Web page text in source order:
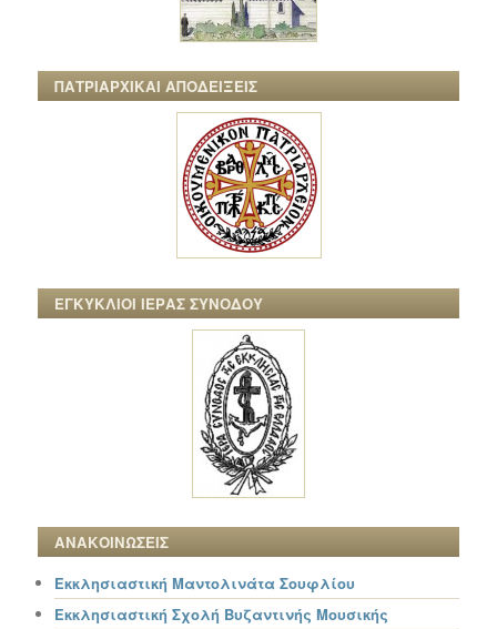
ΠΑΤΡΙΑΡΧΙΚΑΙ ΑΠΟΔΕΙΞΕΙΣ
ΕΓΚΥΚΛΙΟΙ ΙΕΡΑΣ ΣΥΝΟΔΟΥ
ΑΝΑΚΟΙΝΩΣΕΙΣ
Εκκλησιαστική Μαντολινάτα Σουφλίου
Εκκλησιαστική Σχολή Βυζαντινής Μουσικής